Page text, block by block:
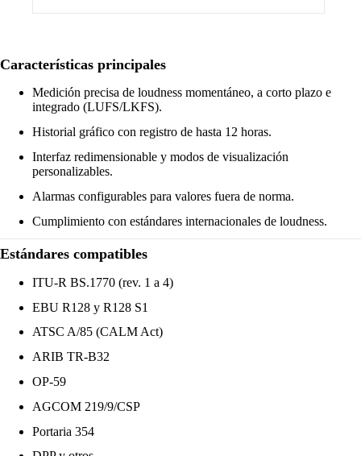
Características principales
Medición precisa de loudness momentáneo, a corto plazo e
integrado (LUFS/LKFS).
Historial gráfico con registro de hasta 12 horas.
Interfaz redimensionable y modos de visualización
personalizables.
Alarmas configurables para valores fuera de norma.
Cumplimiento con estándares internacionales de loudness.
Estándares compatibles
ITU-R BS.1770 (rev. 1 a 4)
EBU R128 y R128 S1
ATSC A/85 (CALM Act)
ARIB TR-B32
OP-59
AGCOM 219/9/CSP
Portaria 354